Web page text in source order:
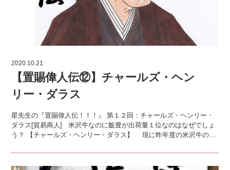
2020.10.21
【置賜偉人伝⑫】チャールズ・ヘン
リー・ダラス
星先生の『置賜偉人伝！！！』 第１２回：チャールズ・ヘンリー・
ダラス[貿易商人] 米沢牛なのに飯豊が出荷量１位なのはなぜでしょ
う？ 【チャールズ・ヘンリー・ダラス】 現に昨年度の米沢牛の…